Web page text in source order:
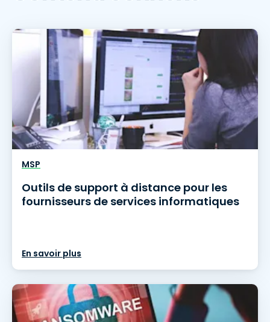
MSP
Outils de support à distance pour les
fournisseurs de services informatiques
En savoir plus